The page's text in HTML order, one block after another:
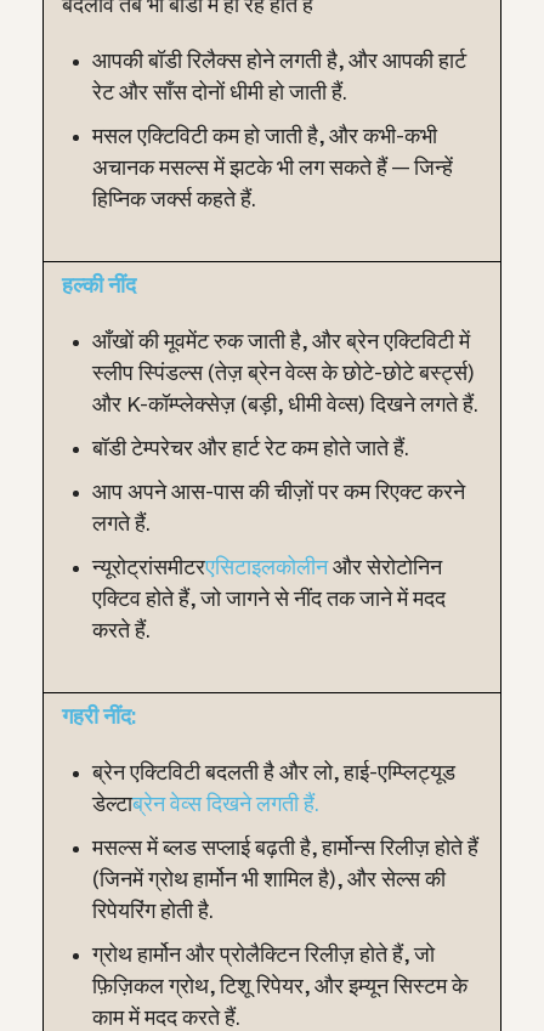
बदलाव तब भी बॉडी में हो रहे होते हैं
आपकी बॉडी रिलैक्स होने लगती है, और आपकी हार्ट
रेट और साँस दोनों धीमी हो जाती हैं.
मसल एक्टिविटी कम हो जाती है, और कभी-कभी
अचानक मसल्स में झटके भी लग सकते हैं — जिन्हें
हिप्निक जर्क्स कहते हैं.
हल्की नींद
आँखों की मूवमेंट रुक जाती है, और ब्रेन एक्टिविटी में
स्लीप स्पिंडल्स (तेज़ ब्रेन वेव्स के छोटे-छोटे बर्स्ट्स)
और K-कॉम्प्लेक्सेज़ (बड़ी, धीमी वेव्स) दिखने लगते हैं.
बॉडी टेम्परेचर और हार्ट रेट कम होते जाते हैं.
आप अपने आस-पास की चीज़ों पर कम रिएक्ट करने
लगते हैं.
न्यूरोट्रांसमीटरएसिटाइलकोलीनऔर सेरोटोनिन
एक्टिव होते हैं, जो जागने से नींद तक जाने में मदद
करते हैं.
गहरी नींद:
ब्रेन एक्टिविटी बदलती है और लो, हाई-एम्प्लिट्यूड
डेल्टाब्रेन वेव्स दिखने लगती हैं.
मसल्स में ब्लड सप्लाई बढ़ती है, हार्मोन्स रिलीज़ होते हैं
(जिनमें ग्रोथ हार्मोन भी शामिल है), और सेल्स की
रिपेयरिंग होती है.
ग्रोथ हार्मोन और प्रोलैक्टिन रिलीज़ होते हैं, जो
फ़िज़िकल ग्रोथ, टिशू रिपेयर, और इम्यून सिस्टम के
काम में मदद करते हैं.